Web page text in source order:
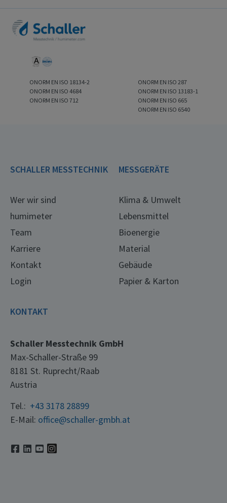
ONORM EN ISO 18134-2
ONORM EN ISO 4684
ONORM EN ISO 712
ONORM EN ISO 287
ONORM EN ISO 13183-1
ONORM EN ISO 665
ONORM EN ISO 6540
SCHALLER MESSTECHNIK
Wer wir sind
humimeter
Team
Karriere
Kontakt
Login
MESSGERÄTE
Klima & Umwelt
Lebensmittel
Bioenergie
Material
Gebäude
Papier & Karton
KONTAKT
Schaller Messtechnik GmbH
Max-Schaller-Straße 99
8181 St. Ruprecht/Raab
Austria
Tel.: +43 3178 28899
E-Mail: office@schaller-gmbh.at